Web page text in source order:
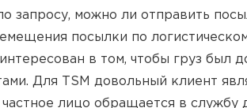
запросу, можно ли отправить
посылки по
в том, чтобы груз был
Для TSM довольный клиент
частное лицо обращается в